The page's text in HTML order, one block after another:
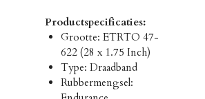
Productspecificaties:
Grootte: ETRTO 47-
622 (28 x 1.75 Inch)
Type: Draadband
Rubbermengsel: